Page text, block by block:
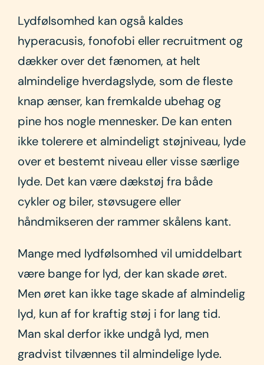
Lydfølsomhed kan også kaldes
hyperacusis, fonofobi eller recruitment og
dækker over det fænomen, at helt
almindelige hverdagslyde, som de fleste
knap ænser, kan fremkalde ubehag og
pine hos nogle mennesker. De kan enten
ikke tolerere et almindeligt støjniveau, lyde
over et bestemt niveau eller visse særlige
lyde. Det kan være dækstøj fra både
cykler og biler, støvsugere eller
håndmikseren der rammer skålens kant.
Mange med lydfølsomhed vil umiddelbart
være bange for lyd, der kan skade øret.
Men øret kan ikke tage skade af almindelig
lyd, kun af for kraftig støj i for lang tid.
Man skal derfor ikke undgå lyd, men
gradvist tilvænnes til almindelige lyde.